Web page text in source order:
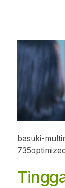
basuki-
735optimized